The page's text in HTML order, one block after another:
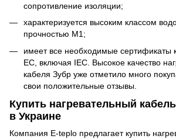
сопротивление изоляции;
характеризуется высоким классом
прочностью М1;
имеет все необходимые сертификаты
ЕС, включая IEC. Высокое качество
кабеля Зубр уже отметило много
свои положительные отзывы.
Купить нагревательный
в Украине
Компания E-teplo предлагает купить